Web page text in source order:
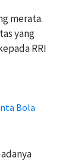
merata.
yang
RRI
Bola